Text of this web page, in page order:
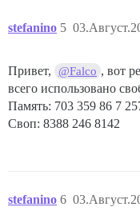
stefanino 5
Привет, @Falco , вот
всего использовано
Память: 703 359 86 7
Своп: 8388 246 8142
stefanino 6